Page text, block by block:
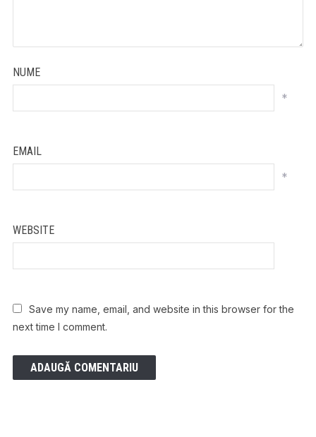
NUME
*
EMAIL
*
WEBSITE
Save my name, email, and website in this browser for the
next time I comment.